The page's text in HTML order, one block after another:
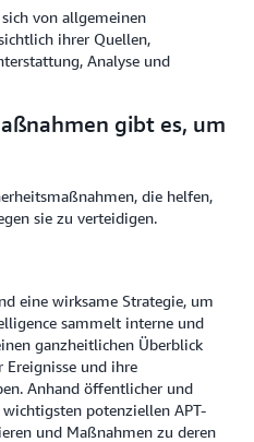
von allgemeinen
ihrer Quellen,
Analyse und
gibt es, um
die helfen,
sie zu verteidigen.
eine wirksame Strategie, um
sammelt interne und
ganzheitlichen Überblick
Ereignisse und ihre
Anhand öffentlicher und
potenziellen APT-
und Maßnahmen zu deren